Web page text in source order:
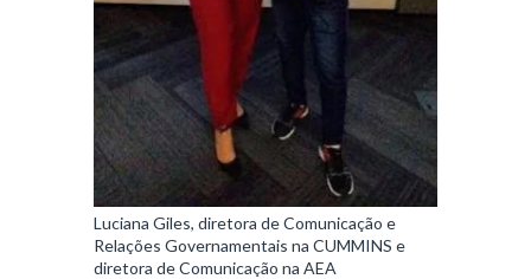
Luciana Giles, diretora de Comunicação e
Relações Governamentais na CUMMINS e
diretora de Comunicação na AEA